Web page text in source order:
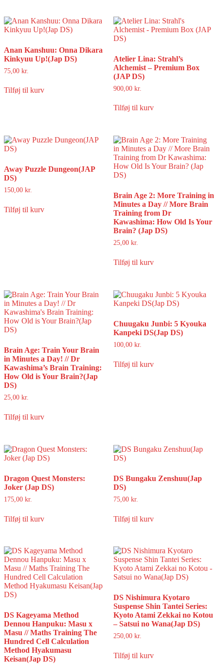
Anan Kanshuu: Onna Dikara
Kinkyuu Up!(Jap DS)
75,00 kr.
Tilføj til kurv
Atelier Lina: Strahl’s
Alchemist – Premium Box
(JAP DS)
900,00 kr.
Tilføj til kurv
Away Puzzle Dungeon(JAP
DS)
150,00 kr.
Tilføj til kurv
Brain Age 2: More Training in
Minutes a Day // More Brain
Training from Dr
Kawashima: How Old Is Your
Brain? (Jap DS)
25,00 kr.
Tilføj til kurv
Brain Age: Train Your Brain
in Minutes a Day! // Dr
Kawashima’s Brain Training:
How Old is Your Brain?(Jap
DS)
25,00 kr.
Tilføj til kurv
Chuugaku Junbi: 5 Kyouka
Kanpeki DS(Jap DS)
100,00 kr.
Tilføj til kurv
Dragon Quest Monsters:
Joker (Jap DS)
175,00 kr.
Tilføj til kurv
DS Bungaku Zenshuu(Jap
DS)
75,00 kr.
Tilføj til kurv
DS Kageyama Method
Dennou Hanpuku: Masu x
Masu // Maths Training The
Hundred Cell Calculation
Method Hyakumasu
Keisan(Jap DS)
DS Nishimura Kyotaro
Suspense Shin Tantei Series:
Kyoto Atami Zekkai no Kotou
– Satsui no Wana(Jap DS)
250,00 kr.
Tilføj til kurv